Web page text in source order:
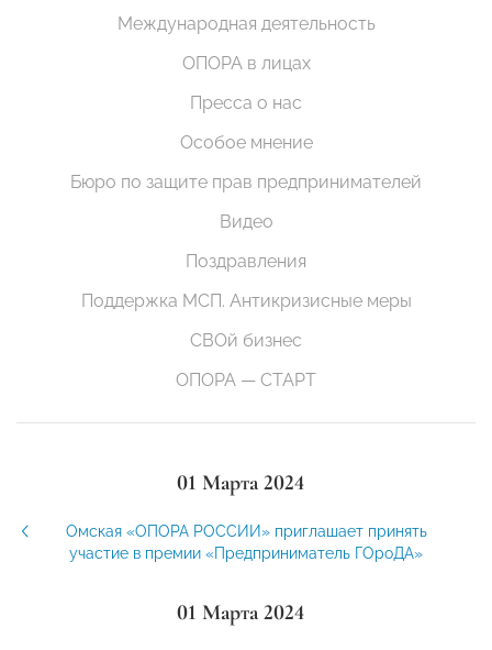
Международная деятельность
ОПОРА в лицах
Пресса о нас
Особое мнение
Бюро по защите прав предпринимателей
Видео
Поздравления
Поддержка МСП. Антикризисные меры
СВОй бизнес
ОПОРА — СТАРТ
01 Марта 2024
Омская «ОПОРА РОССИИ» приглашает принять
участие в премии «Предприниматель ГОроДА»
01 Марта 2024